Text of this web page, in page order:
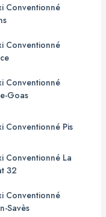
Conventionné
Conventionné
Conventionné
Goas
Conventionné Pis
Conventionné La
32
Conventionné
Savès